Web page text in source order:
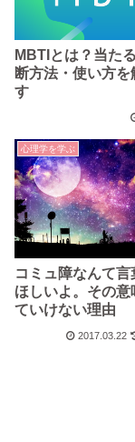
MBTIとは？当た
断方法・使い方を
す
心理学を学ぶ
コミュ障なんて言
ほしいよ。その意
ていけない理由
2017.03.22